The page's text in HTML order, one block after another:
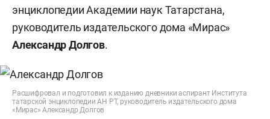
энциклопедии Академии наук Татарстана,
руководитель издательского дома «Мирас»
Александр Долгов.
Расшифровал и подготовил к изданию дневники аспирант Института
татарской энциклопедии АН РТ, руководитель издательского дома
«Мирас» Александр Долгов